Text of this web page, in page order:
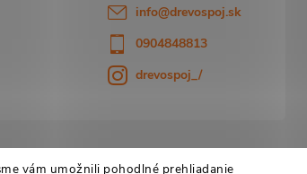
vám umožnili pohodlné prehliadanie
info@drevospoj.sk
0904848813
drevospoj_/